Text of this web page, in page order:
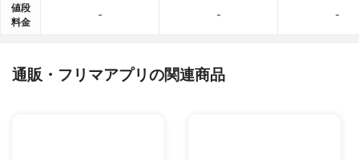
値段
料金
- - -
通販・フリマアプリの関連商品